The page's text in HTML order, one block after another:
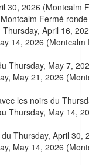
30, 2026 (Montcalm
Fermé
April 16,
14, 2026 (Montcalm
Thursday, May 7,
May 21, 2026
les noirs du
Thursday, May 14,
Thursday, April 30,
May 14, 2026